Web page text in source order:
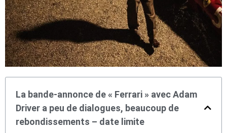
La bande-annonce de « Ferrari » avec Adam
Driver a peu de dialogues, beaucoup de
rebondissements – date limite